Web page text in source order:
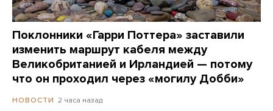
Поклонники «Гарри Поттера» заставили
изменить маршрут кабеля между
Великобританией и Ирландией — потому
что он проходил через «могилу Добби»
НОВОСТИ 2 часа назад